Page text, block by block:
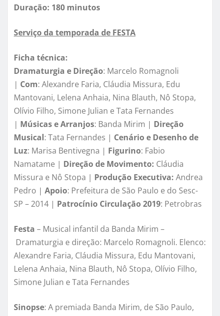
Duração: 180 minutos
Serviço da temporada de FESTA
Ficha técnica:
Dramaturgia e Direção: Marcelo Romagnoli
| Com: Alexandre Faria, Cláudia Missura, Edu
Mantovani, Lelena Anhaia, Nina Blauth, Nô Stopa,
Olívio Filho, Simone Julian e Tata Fernandes
| Músicas e Arranjos: Banda Mirim | Direção
Musical: Tata Fernandes | Cenário e Desenho de
Luz: Marisa Bentivegna | Figurino: Fabio
Namatame | Direção de Movimento: Cláudia
Missura e Nô Stopa | Produção Executiva: Andrea
Pedro | Apoio: Prefeitura de São Paulo e do Sesc-
SP – 2014 | Patrocínio Circulação 2019: Petrobras
Festa – Musical infantil da Banda Mirim –
Dramaturgia e direção: Marcelo Romagnoli. Elenco:
Alexandre Faria, Cláudia Missura, Edu Mantovani,
Lelena Anhaia, Nina Blauth, Nô Stopa, Olívio Filho,
Simone Julian e Tata Fernandes
Sinopse: A premiada Banda Mirim, de São Paulo,